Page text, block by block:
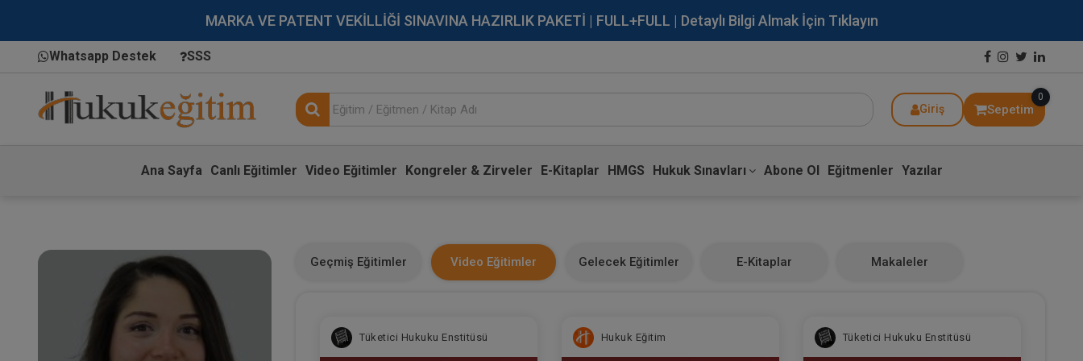
MARKA VE PATENT VEKİLLİĞİ SINAVINA HAZIRLIK PAKETİ | FULL+FULL | Detaylı Bilgi Almak İçin Tıklayın
Whatsapp Destek SSS
Giriş Sepetim
0
Ana Sayfa Canlı Eğitimler Video Eğitimler Kongreler & Zirveler E-Kitaplar HMGS Hukuk Sınavları Abone Ol Eğitmenler Yazılar
Geçmiş Eğitimler Video Eğitimler Gelecek Eğitimler E-Kitaplar Makaleler
Tüketici Hukuku Enstitüsü Hukuk Eğitim Tüketici Hukuku Enstitüsü